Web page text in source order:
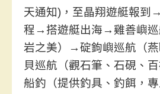
天通知) ，至晶翔遊艇報到 →
程 → 搭遊艇出海→ 雞善嶼
岩之美）
→碇鉤嶼巡航（燕
貝巡航（觀石筆、石硯、百
船釣（提供釣具、釣餌，